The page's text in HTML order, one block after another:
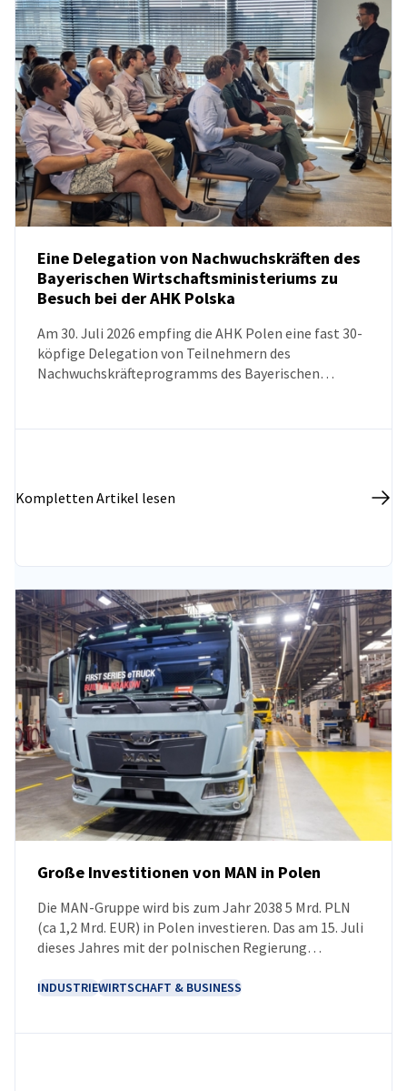
NEUIGKEITEN
Eine Delegation von Nachwuchskräften des
Bayerischen Wirtschaftsministeriums zu
Besuch bei der AHK Polska
Am 30. Juli 2026 empfing die AHK Polen eine fast 30-
köpfige Delegation von Teilnehmern des
Nachwuchskräfteprogramms des Bayerischen
Marktentwicklungsperspektiven sowie den aktuellen
Kompletten Artikel lesen
NEUIGKEITEN
Große Investitionen von MAN in Polen
Die MAN-Gruppe wird bis zum Jahr 2038 5 Mrd. PLN
(ca 1,2 Mrd. EUR) in Polen investieren. Das am 15. Juli
dieses Jahres mit der polnischen Regierung
die Zusammenarbeit bei der Umsetzung neuer
INDUSTRIEWIRTSCHAFT & BUSINESS